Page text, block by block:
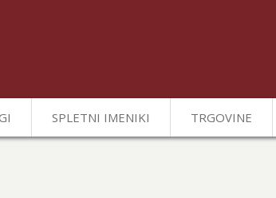
SPLETNI IMENIKI TRGOVINE